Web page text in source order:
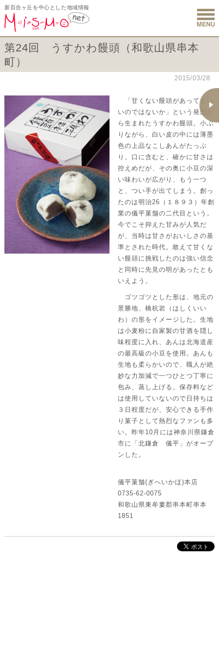
新百合ヶ丘を中心とした地域情報
新百合ヶ
第24回 うすかわ饅頭（和歌山県串本
町）
2015/03/28
「甘くない饅頭があってもい
いのではないか」という発想か
ら生まれたうすかわ饅頭。小ぶ
りながら、白い皮の中には薄墨
色の上品なこしあんがたっぷ
り。口に含むと、確かに甘さは
控えめだが、その奥に小豆の深
い味わいが広がり、もう一つ
と、つい手が出てしまう。創っ
たのは明治26（１８９３）年創
業の儀平菓舗の二代目という。
今でこそ抑えた甘みが人気だ
が、当時は甘さがおいしさの基
準とされた時代。敢えて甘くな
い饅頭に挑戦したのは強い信念
と同時に先見の明があったとも
いえよう。
ゴツゴツとした形は、地元の
景勝地、橋杭岩（はしくいい
わ）の形をイメージした。生地
は小麦粉に自家製の甘酒を隠し
味程度に入れ、あんは北海道産
の最高級の小豆を使用。あんも
生地も柔らかいので、職人が絶
妙な力加減で一つひとつ丁寧に
包み、蒸し上げる。保存料など
は使用していないので日持ちは
３日程度だが、安心できる手作
り菓子として熱烈なファンも多
い。昨年10月には神奈川県鎌倉
市に「北鎌倉 儀平」がオープ
ンした。
儀平菓舗(ぎへいかほ)本店
0735-62-0075
和歌山県東牟婁郡串本町串本
1851